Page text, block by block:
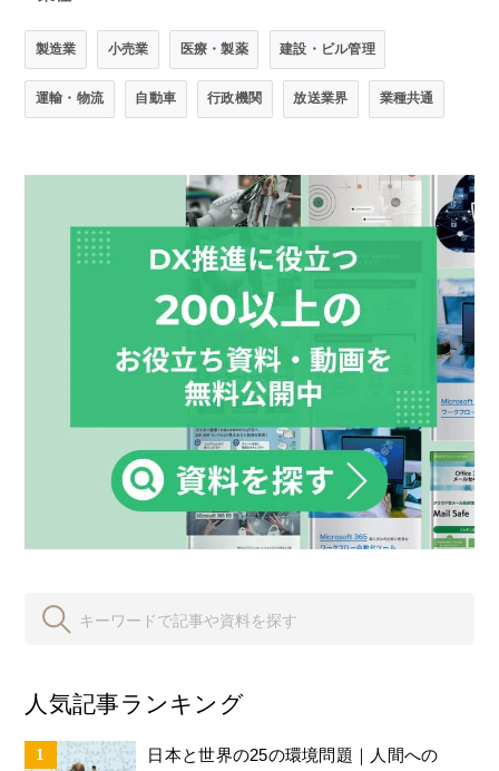
製造業 小売業 医療・製薬 建設・ビル管理
運輸・物流 自動車 行政機関 放送業界 業種共通
人気記事ランキング
日本と世界の25の環境問題｜人間への